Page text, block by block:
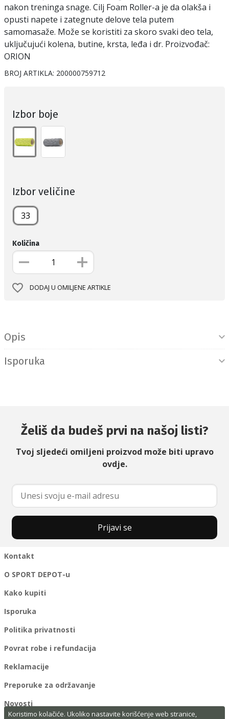
Koristimo kolačiće. Ukoliko nastavite korišćenje web stranice,
nakon treninga snage. Cilj Foam Roller-a je da olakša i
opusti napete i zategnute delove tela putem
samomasaže. Može se koristiti za skoro svaki deo tela,
uključujući kolena, butine, krsta, leđa i dr. Proizvođač:
ORION
BROJ ARTIKLA: 200000759712
Izbor boje
Izbor veličine
33
Količina
DODAJ U OMILJENE ARTIKLE
Opis
Isporuka
Želiš da budeš prvi na našoj listi?
Tvoj sljedeći omiljeni proizvod može biti upravo
ovdje.
Prijavi se
Kontakt
O SPORT DEPOT-u
Kako kupiti
Isporuka
Politika privatnosti
Povrat robe i refundacija
Reklamacije
Preporuke za održavanje
Novosti